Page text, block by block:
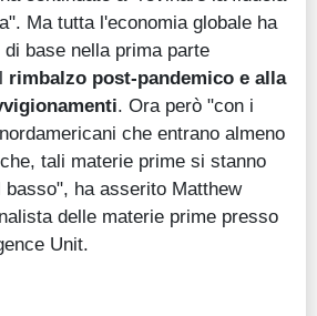
Ma tutta l'economia globale ha
base nella prima parte
rimbalzo post-pandemico e alla
. Ora però "con i
che entrano almeno
tali materie prime si stanno
basso", ha asserito Matthew
delle materie prime presso
Unit.